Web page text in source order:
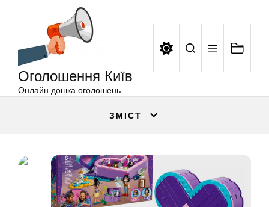
Оголошення Київ
Онлайн дошка оголошень
ЗМІСТ